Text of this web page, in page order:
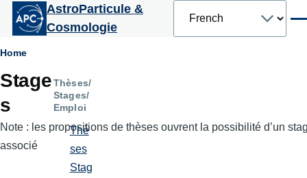
Aller au contenu principal
AstroParticule &
Cosmologie
your
Fil
d'Ariane
Home
Primary
tabs
Stage
s
Note : les propositions de thèses ouvrent la possibilité d’un
associé
Thèses/
Stages/
Emploi
Thè
ses
Stag